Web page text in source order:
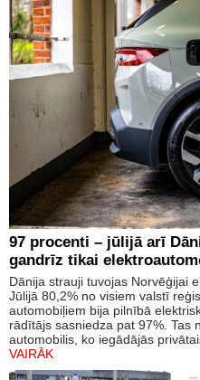
97 procenti – jūlijā arī
gandrīz tikai
Dānija strauji tuvojas Norvēģijai
Jūlijā 80,2% no visiem valstī
automobiļiem bija pilnībā
rādītājs sasniedza pat 97%. Tas
automobilis, ko iegādājās
VAIRĀK